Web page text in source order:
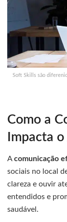
Soft Skills são
Como a
Impacta
Acomunicação
sociais no local
clareza e ouvir
entendidos e
saudável.